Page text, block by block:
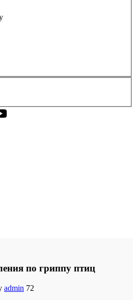
по гриппу птиц
admin 72